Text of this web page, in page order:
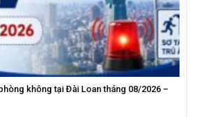
không tại Đài Loan tháng 08/2026 –